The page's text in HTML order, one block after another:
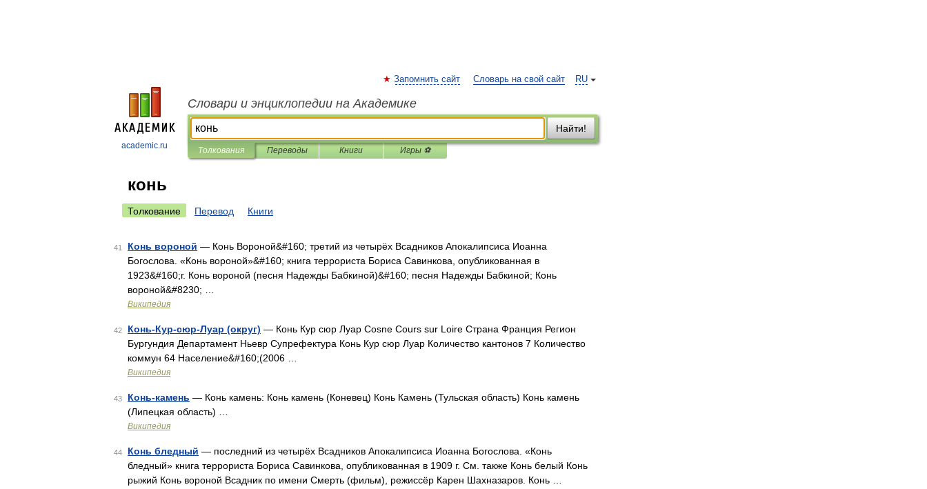
academic.ru
RU
Запомнить сайт Словарь на свой сайт
Словари и энциклопедии на Академике
Найти!
Толкования Переводы Книги Игры ⚽
конь
Толкование Перевод Книги
41 Конь вороной — Конь Вороной&#160; третий из четырёх Всадников Апокалипсиса Иоанна
Богослова. «Конь вороной»&#160; книга террориста Бориса Савинкова, опубликованная в
1923&#160;г. Конь вороной (песня Надежды Бабкиной)&#160; песня Надежды Бабкиной; Конь
вороной&#8230; …
Википедия
42 Конь-Кур-сюр-Луар (округ) — Конь Кур сюр Луар Cosne Cours sur Loire Страна Франция Регион
Бургундия Департамент Ньевр Супрефектура Конь Кур сюр Луар Количество кантонов 7 Количество
коммун 64 Население&#160;(2006 …
Википедия
43 Конь-камень — Конь камень: Конь камень (Коневец) Конь Камень (Тульская область) Конь камень
(Липецкая область) …
Википедия
44 Конь бледный — последний из четырёх Всадников Апокалипсиса Иоанна Богослова. «Конь
бледный» книга террориста Бориса Савинкова, опубликованная в 1909 г. См. также Конь белый Конь
рыжий Конь вороной Всадник по имени Смерть (фильм), режиссёр Карен Шахназаров. Конь …